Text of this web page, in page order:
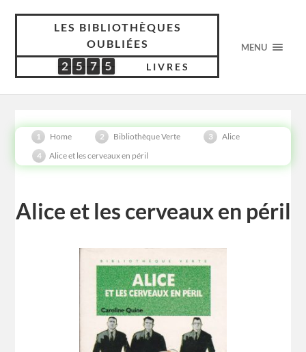
LES BIBLIOTHÈQUES
OUBLIÉES
2
5
2 5
3
5 7
0
7 5
8
5 LIVRES
MENU
Home Bibliothèque Verte
Alice
Alice et les cerveaux en péril
Alice et les cerveaux en péril